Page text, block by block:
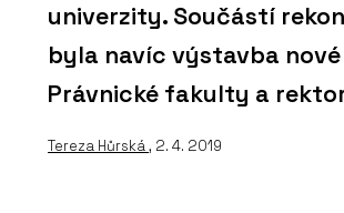
univerzity. Součástí
byla navíc výstavba
Právnické fakulty a
Tereza Hůrská, 2. 4. 2019